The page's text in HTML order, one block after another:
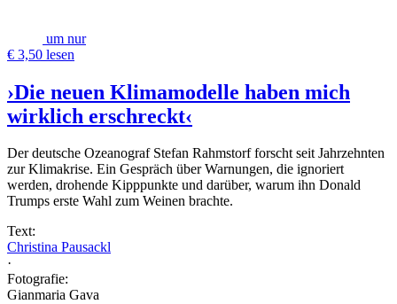
um nur
€ 3,50 lesen
›Die neuen Klimamodelle haben mich
wirklich erschreckt‹
Der deutsche Ozeanograf Stefan Rahmstorf forscht seit Jahrzehnten
zur Klimakrise. Ein Gespräch über Warnungen, die ignoriert
werden, drohende Kipppunkte und darüber, warum ihn Donald
Trumps erste Wahl zum Weinen brachte.
Text:
Christina Pausackl
·
Fotografie:
Gianmaria Gava